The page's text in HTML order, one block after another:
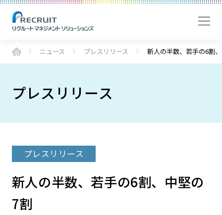
ニュース プレスリリース 新人の半数、若手の6割
プレスリリース
プレスリリース
新人の半数、若手の6割、中堅の
7割